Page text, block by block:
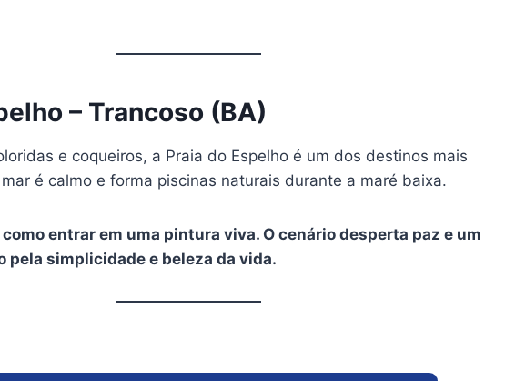
– Trancoso (BA)
e coqueiros, a Praia do Espelho é um dos destinos mais
é calmo e forma piscinas naturais durante a maré baixa.
entrar em uma pintura viva. O cenário desperta paz e um
pela simplicidade e beleza da vida.